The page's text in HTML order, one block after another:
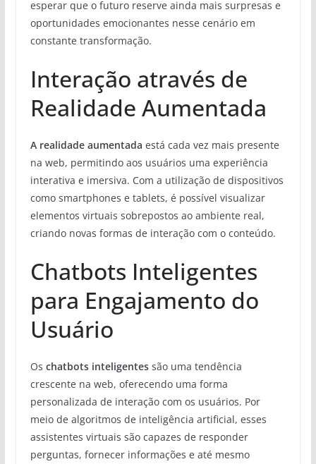
esperar que o futuro reserve ainda mais surpresas e
oportunidades emocionantes nesse cenário em
constante transformação.
Interação através de
Realidade Aumentada
A realidade aumentada está cada vez mais presente
na web, permitindo aos usuários uma experiência
interativa e imersiva. Com a utilização de dispositivos
como smartphones e tablets, é possível visualizar
elementos virtuais sobrepostos ao ambiente real,
criando novas formas de interação com o conteúdo.
Chatbots Inteligentes
para Engajamento do
Usuário
Os chatbots inteligentessão uma tendência
crescente na web, oferecendo uma forma
personalizada de interação com os usuários. Por
meio de algoritmos de inteligência artificial, esses
assistentes virtuais são capazes de responder
perguntas, fornecer informações e até mesmo